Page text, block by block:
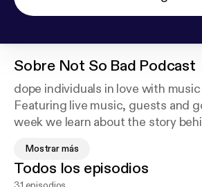
Sobre Not So Bad Podcast
dope individuals in love with
Featuring live music, guests and
week we learn about the story
still be doing this i guess. If you
we could be even better. Support
Mostrar más
Todos los episodios